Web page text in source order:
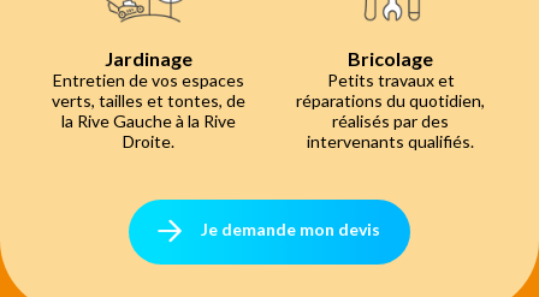
Jardinage
Entretien de vos espaces
verts, tailles et tontes, de
la Rive Gauche à la Rive
Droite.
Bricolage
Petits travaux et
réparations du quotidien,
réalisés par des
intervenants qualifiés.
Je demande mon devis